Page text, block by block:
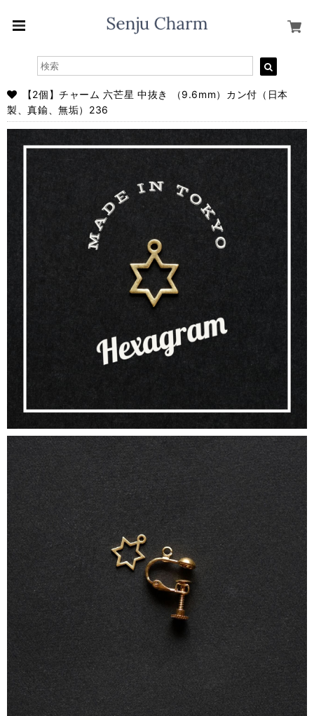
【2個】チャーム 六芒星 中抜き （9.6mm）カン付（日本
製、真鍮、無垢）236